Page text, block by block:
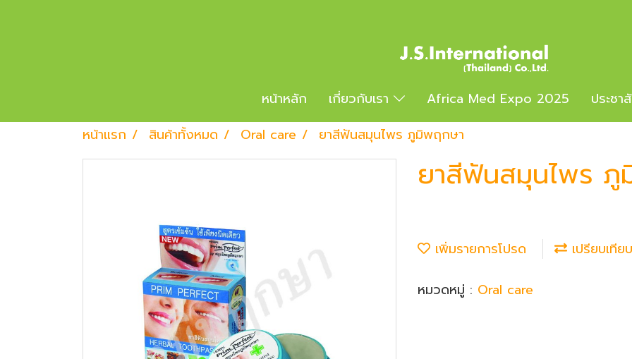
หน้าหลัก เกี่ยวกับเรา Africa Med Expo 2025
ประช
หน้าแรก
สินค้าทั้งหมด Oral care ยาสีฟันสมุนไพร ภูมิพฤกษา
ยาสีฟันสมุนไพร ภู
เพิ่มรายการโปรด เปรียบเทียบ
หมวดหมู่ : Oral care